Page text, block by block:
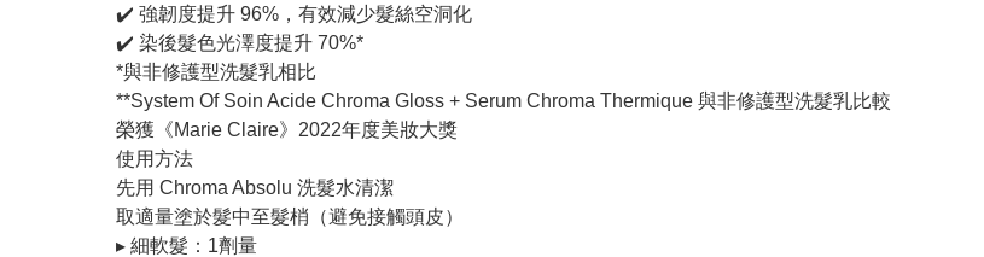
✔️ 強韌度提升 96%，有效減少髮絲空洞化
✔️ 染後髮色光澤度提升 70%*
*與非修護型洗髮乳相比
**System Of Soin Acide Chroma Gloss + Serum Chroma Thermique 與非修護型洗髮乳比較
榮獲《Marie Claire》2022年度美妝大獎
使用方法
先用 Chroma Absolu 洗髮水清潔
取適量塗於髮中至髮梢（避免接觸頭皮）
▸ 細軟髮：1劑量